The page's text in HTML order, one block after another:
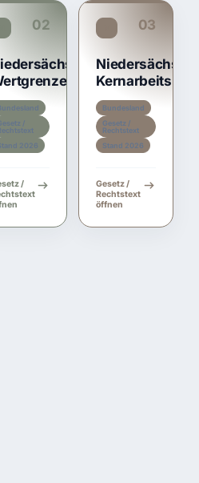
02
/
2026
/
03
Bundesland
Gesetz /
Rechtstext
Stand 2026
Gesetz /
Rechtstext
öffnen